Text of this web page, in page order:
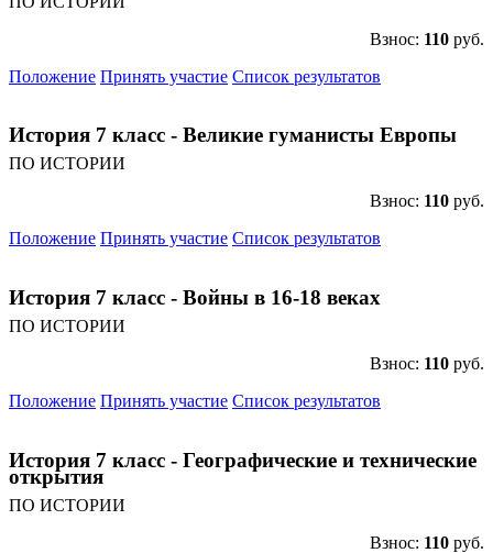
Взнос: 110 руб.
Положение Принять участие Список результатов
История 7 класс - Великие гуманисты Европы
ПО ИСТОРИИ
Взнос: 110 руб.
Положение Принять участие Список результатов
История 7 класс - Войны в 16-18 веках
ПО ИСТОРИИ
Взнос: 110 руб.
Положение Принять участие Список результатов
История 7 класс - Географические и технические
открытия
ПО ИСТОРИИ
Взнос: 110 руб.